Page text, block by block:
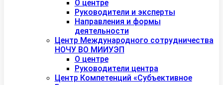
О центре
Руководители и эксперты
Направления и формы
деятельности
Центр Международного сотрудничества
НОЧУ ВО МИИУЭП
О центре
Руководители центра
Центр Компетенций «Субъективное